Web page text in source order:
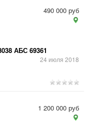
АБС 69361
24 июля 2018
490 000 руб
1 200 000 руб